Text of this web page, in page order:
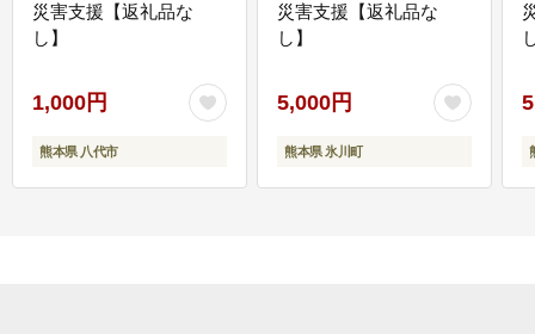
災害支援【返礼品な
し】
1,000円
熊本県 八代市
災害支援【返礼品な
し】
5,000円
熊本県 氷川町